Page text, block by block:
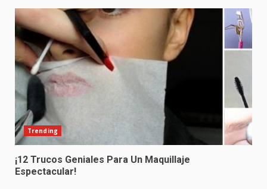
Trending
¡12 Trucos Geniales Para Un Maquillaje
Espectacular!